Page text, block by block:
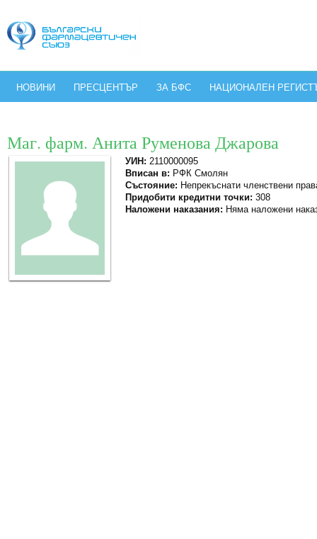
НОВИНИ ПРЕСЦЕНТЪР ЗА БФС НАЦИОНАЛЕН
Маг. фарм. Анита Руменова Джарова
УИН: 2110000095
Вписан в: РФК Смолян
Състояние: Непрекъснати членствени
Придобити кредитни точки: 308
Наложени наказания: Няма наложени